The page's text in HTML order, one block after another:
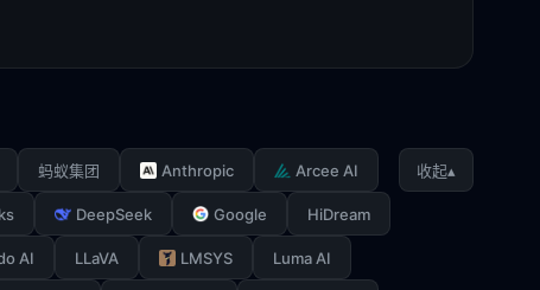
蚂蚁集团 Anthropic Arcee AI
DeepSeek Google HiDream
AI LLaVA LMSYS Luma AI
收起▴